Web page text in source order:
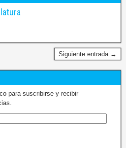
Siguiente entrada →
para suscribirse y recibir